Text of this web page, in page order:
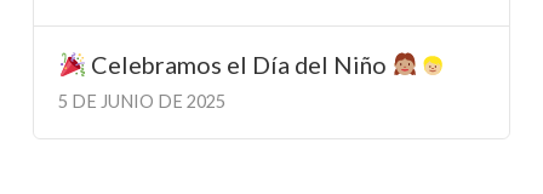
Celebramos el Día del Niño
5 DE JUNIO DE 2025